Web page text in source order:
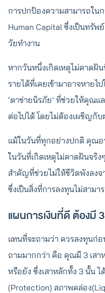
การปกป้องความสามารถใน
Human Capital ซึ่งเป็นทรั
วัยทำงาน
หากวันหนึ่งเกิดเหตุไม่คาดฝั
รายได้ที่เคยเข้ามาอาจหาย
‘ตาข่ายนิรภัย’ ที่ช่วยให้คุณแ
ต่อไปได้ โดยไม่ต้องเผชิญกับ
แม้ในวันที่ทุกอย่างปกติ คุณอ
ในวันที่เกิดเหตุไม่คาดฝันจริ
สำคัญที่ช่วยไม่ให้ชีวิตพังลงจ
ซึ่งเป็นสิ่งที่การลงทุนไม่สามา
แผนการเงินที่ดี ต้องมี
แทนที่จะถามว่า ควรลงทุนก่
ถามมากกว่า คือ คุณมี 3 เสา
หรือยัง ซึ่งเสาหลักทั้ง 3 นั้น
(Protection) สภาพคล่อง